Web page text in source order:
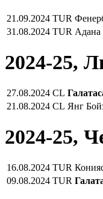
21.09.2024 TUR
31.08.2024 TUR Адана
2024-25,
27.08.2024 CL
21.08.2024 CL Янг
2024-25,
16.08.2024 TUR
09.08.2024 TUR